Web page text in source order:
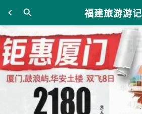
福建旅游游记